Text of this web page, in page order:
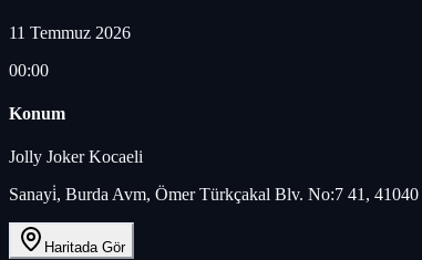
11 Temmuz 2026
00:00
Konum
Jolly Joker Kocaeli
Sanayi̇, Burda Avm, Ömer Türkçakal Blv. No:7 41,
Haritada Gör